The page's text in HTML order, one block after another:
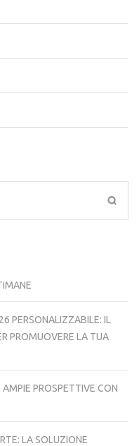
PERSONALIZZABILE: IL
PROMUOVERE LA TUA
PROSPETTIVE CON
LA SOLUZIONE